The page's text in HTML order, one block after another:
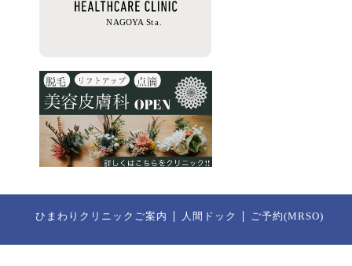
ひまわりクリニックご案内 人間ドック ご予約(MRSO)